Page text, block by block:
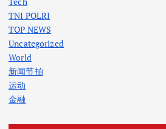
TNI POLRI
TOP NEWS
Uncategorized
World
新闻节拍
运动
金融